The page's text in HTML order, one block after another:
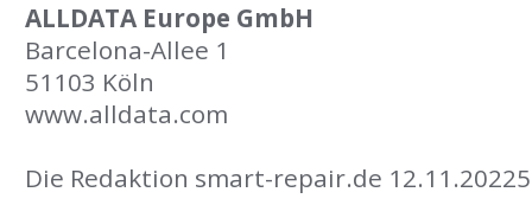
ALLDATA Europe GmbH
Barcelona-Allee 1
51103 Köln
www.alldata.com
Die Redaktion smart-repair.de 12.11.20225